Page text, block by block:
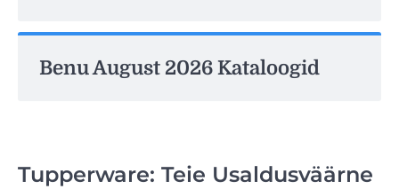
Benu August 2026 Kataloogid
Tupperware: Teie Usaldusväärne